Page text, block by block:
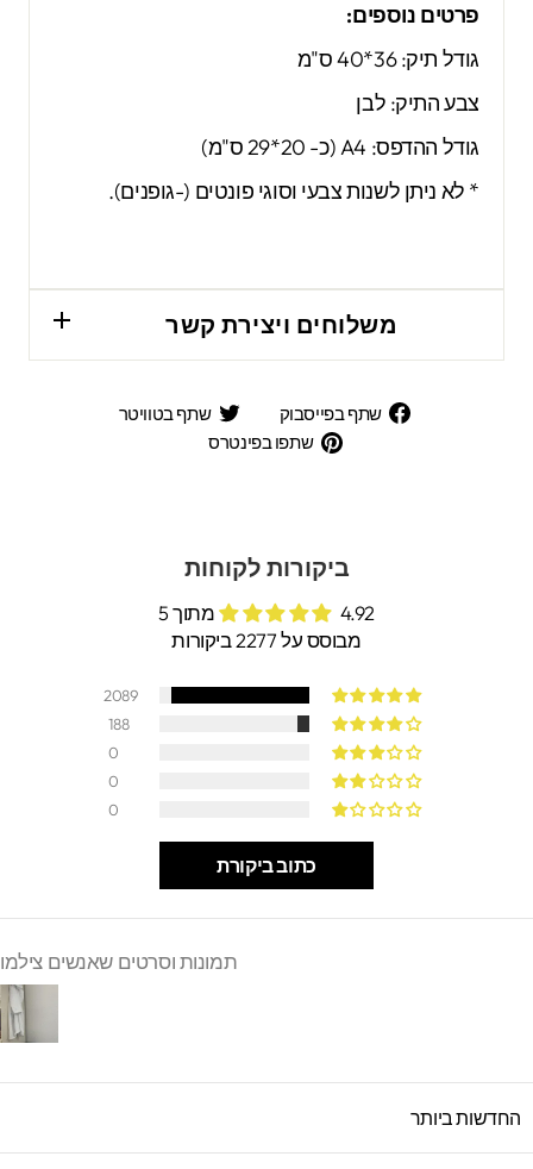
פרטים נוספים:
גודל תיק: 36*40 ס"מ
צבע התיק: לבן
גודל ההדפס: A4 (כ- 20*29 ס"מ)
* לא ניתן לשנות צבעי וסוגי פונטים (-גופנים).
משלוחים ויצירת קשר
שתף בפייסבוק
שתף
בפייסבוק
שתף בטוויטר
שתפו בפינטרס
ביקורות לקוחות
4.92 מתוך 5
מבוסס על 2277 ביקורות
2089
188
0
0
0
כתוב ביקורת
תמונות וסרטים שאנשים צילמו
SORT